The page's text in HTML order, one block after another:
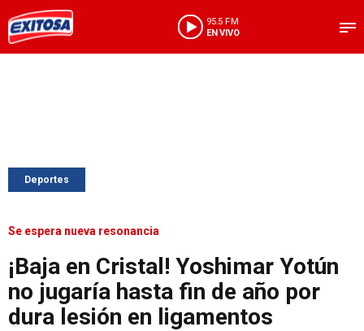
95.5 FM
EN VIVO
Deportes
Se espera nueva resonancia
¡Baja en Cristal! Yoshimar Yotún
no jugaría hasta fin de año por
dura lesión en ligamentos